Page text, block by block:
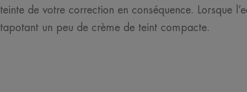
teinte de votre correction en conséquence. Lorsque
tapotant un peu de crème de teint compacte.